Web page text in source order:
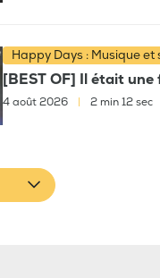
Happy Days : Musique
[BEST OF] Il était une
4 août 2026 2 min 12 sec